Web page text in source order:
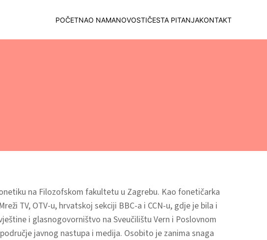
POČETNAO NAMANOVOSTIČESTA PITANJAKONTAKT
na Filozofskom fakultetu u Zagrebu. Kao fonetičarka
TV, OTV-u, hrvatskoj sekciji BBC-a i CCN-u, gdje je bila i
i glasnogovorništvo na Sveučilištu Vern i Poslovnom
javnog nastupa i medija. Osobito je zanima snaga